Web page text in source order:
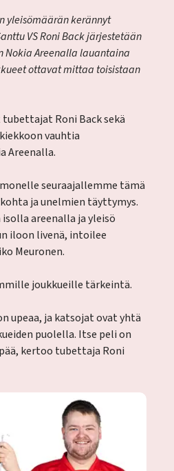
yleisömäärän kerännyt
VS Roni Back järjestetään
Nokia Areenalla lauantaina
ottavat mittaa toisistaan
Roni Back sekä
vauhtia
Areenalla.
seuraajallemme tämä
ja unelmien täyttymys.
areenalla ja yleisö
iloon livenä, intoilee
Meuronen.
joukkueille tärkeintä.
upeaa, ja katsojat ovat yhtä
puolella. Itse peli on
kertoo tubettaja Roni